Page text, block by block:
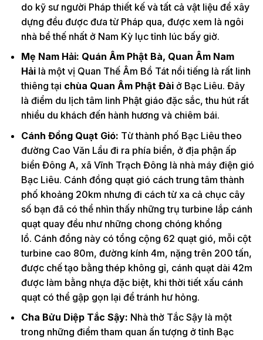
do kỹ sư người Pháp thiết kế và tất cả vật liệu để xây
dựng đều được đưa từ Pháp qua, được xem là ngôi
nhà bề thế nhất ở Nam Kỳ lục tỉnh lúc bấy giờ.
Mẹ Nam Hải: Quán Âm Phật Bà, Quan Âm Nam
Hảilà một vị Quan Thế Âm Bồ Tát nổi tiếng là rất linh
thiêng tại chùa Quan Âm Phật Đàiở Bạc Liêu. Đây
là điểm du lịch tâm linh Phật giáo đặc sắc, thu hút rất
nhiều du khách đến hành hương và chiêm bái.
Cánh Đồng Quạt Gió: Từ thành phố Bạc Liêu theo
đường Cao Văn Lầu đi ra phía biển, ở địa phận ấp
biển Đông A, xã Vĩnh Trạch Đông là nhà máy điện gió
Bạc Liêu. Cánh đồng quạt gió cách trung tâm thành
phố khoảng 20km nhưng đi cách từ xa cả chục cây
số bạn đã có thể nhìn thấy những trụ turbine lắp cánh
quạt quay đều như những chong chóng khổng
lồ. Cánh đồng này có tổng cộng 62 quạt gió, mỗi cột
turbine cao 80m, đường kính 4m, nặng trên 200 tấn,
được chế tạo bằng thép không gỉ, cánh quạt dài 42m
được làm bằng nhựa đặc biệt, khi thời tiết xấu cánh
quạt có thể gập gọn lại để tránh hư hỏng.
Cha Bửu Diệp Tắc Sậy: Nhà thờ Tắc Sậy là một
trong những điểm tham quan ấn tượng ở tỉnh Bạc